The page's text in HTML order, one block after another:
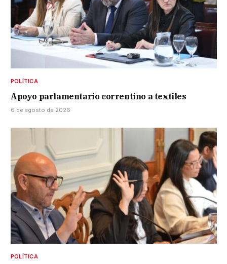
POLÍTICA
Apoyo parlamentario correntino a textiles
6 de agosto de 2026
POLÍTICA